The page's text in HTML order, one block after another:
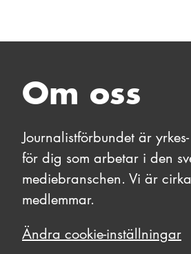
Om oss
Journalistförbundet är
för dig som arbetar i den
mediebranschen. Vi är
medlemmar.
Ändra cookie-inställningar